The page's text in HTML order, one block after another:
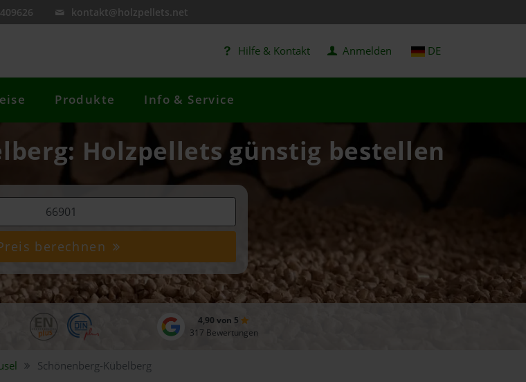
kontakt@holzpellets.net
Hilfe & Kontakt Anmelden DE
Produkte Info & Service
Holzpellets günstig bestellen
berechnen
4,90 von 5
317 Bewertungen
Schönenberg-Kübelberg